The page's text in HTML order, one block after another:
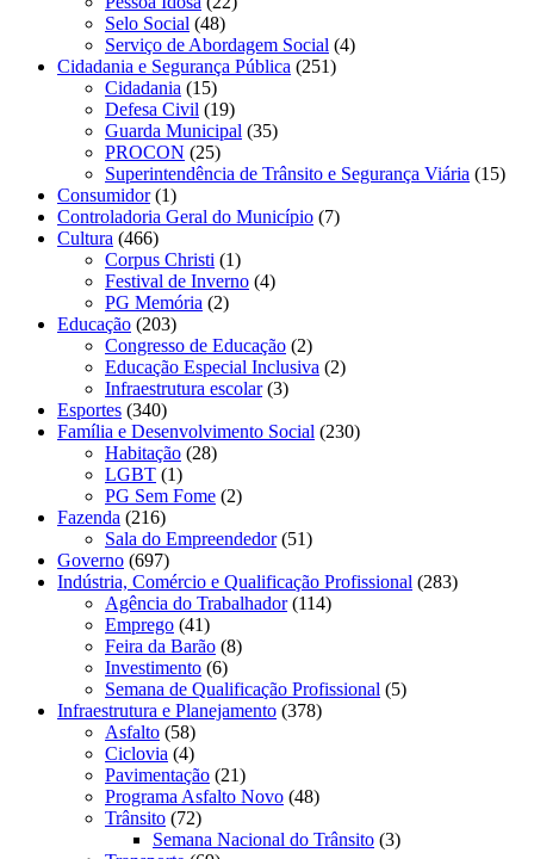
Selo Social (48)
Serviço de Abordagem Social (4)
Cidadania e Segurança Pública (251)
Cidadania (15)
Defesa Civil (19)
Guarda Municipal (35)
PROCON (25)
Superintendência de Trânsito e Segurança Viária (15)
Consumidor(1)
Controladoria Geral do Município (7)
Cultura (466)
Corpus Christi (1)
Festival de Inverno (4)
PG Memória (2)
Educação (203)
Congresso de Educação (2)
Educação Especial Inclusiva (2)
Infraestrutura escolar(3)
Esportes (340)
Família e Desenvolvimento Social (230)
Habitação (28)
LGBT (1)
PG Sem Fome (2)
Fazenda (216)
Sala do Empreendedor(51)
Governo (697)
Indústria, Comércio e Qualificação Profissional (283)
Agência do Trabalhador(114)
Emprego (41)
Feira da Barão (8)
Investimento (6)
Semana de Qualificação Profissional (5)
Infraestrutura e Planejamento (378)
Asfalto (58)
Ciclovia (4)
Pavimentação (21)
Programa Asfalto Novo (48)
Trânsito (72)
Semana Nacional do Trânsito (3)